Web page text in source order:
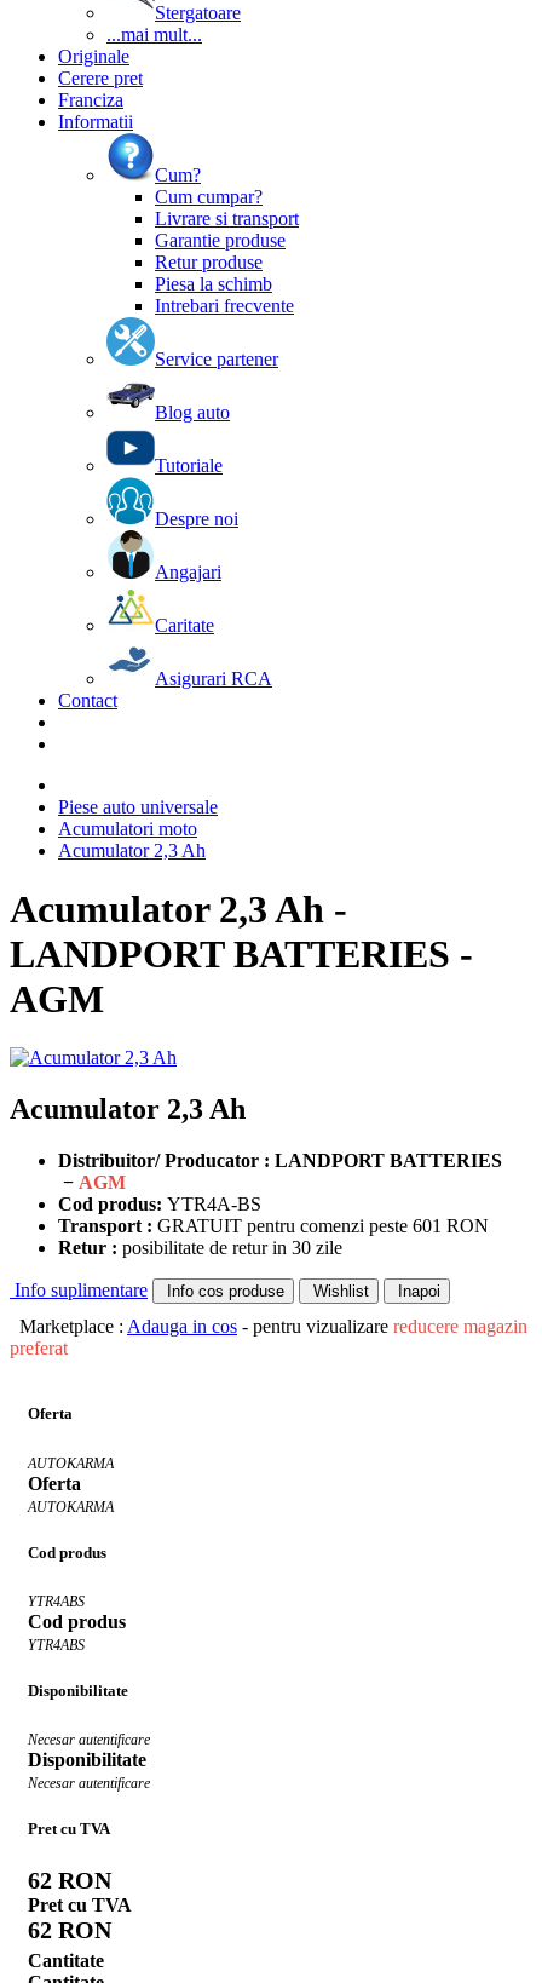
Stergatoare
...mai mult...
Originale
Cerere pret
Franciza
Informatii
Cum?
Cum cumpar?
Livrare si transport
Garantie produse
Retur produse
Piesa la schimb
Intrebari frecvente
Service partener
Blog auto
Tutoriale
Despre noi
Angajari
Caritate
Asigurari RCA
Contact
Piese auto universale
Acumulatori moto
Acumulator 2,3 Ah
Acumulator 2,3 Ah -
LANDPORT BATTERIES -
AGM
Acumulator 2,3 Ah
Distribuitor/ Producator : LANDPORT BATTERIES
− AGM
Cod produs: YTR4A-BS
Transport : GRATUIT pentru comenzi peste 601 RON
Retur : posibilitate de retur in 30 zile
Info suplimentare Info cos produse Wishlist Inapoi
Marketplace : Adauga in cos - pentru vizualizare reducere magazin
preferat
Oferta
AUTOKARMA
Oferta
AUTOKARMA
Cod produs
YTR4ABS
Cod produs
YTR4ABS
Disponibilitate
Necesar autentificare
Disponibilitate
Necesar autentificare
Pret cu TVA
62 RON
Pret cu TVA
62 RON
Cantitate